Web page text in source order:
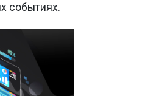
событиях.